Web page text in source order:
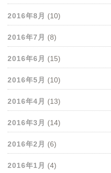
2016年8月 (10)
2016年7月 (8)
2016年6月 (15)
2016年5月 (10)
2016年4月 (13)
2016年3月 (14)
2016年2月 (6)
2016年1月 (4)